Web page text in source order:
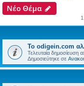
Νέο Θέμα
Το odigein.com
Τελευταία δημοσίευση
Δημοσιεύτηκε σε